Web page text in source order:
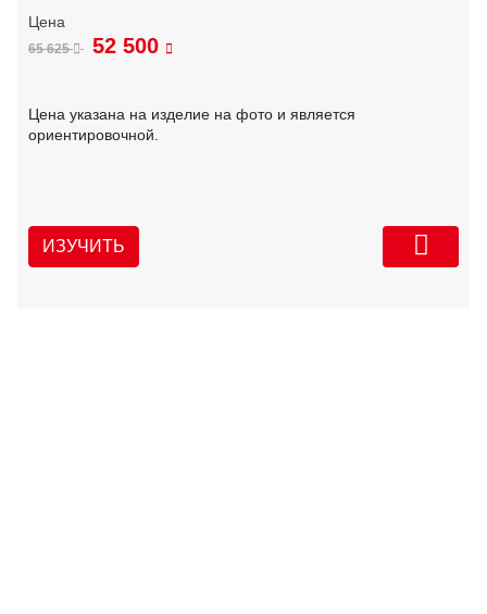
65 625 52 500
Цена указана на изделие на фото и является
ориентировочной.
ИЗУЧИТЬ